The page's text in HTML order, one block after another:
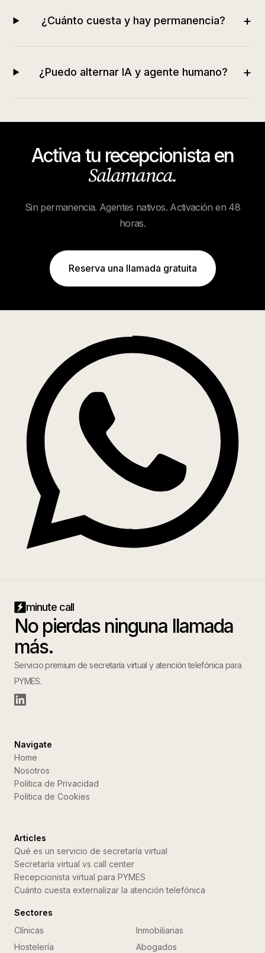
¿Cuánto cuesta y hay permanencia? +
¿Puedo alternar IA y agente humano? +
Activa tu recepcionista en
Salamanca.
Sin permanencia. Agentes nativos. Activación en 48
horas.
Reserva una llamada gratuita
minute call
No pierdas ninguna llamada
más.
Servicio premium de secretaría virtual y atención telefónica para
PYMES.
Navigate
Home
Nosotros
Politica de Privacidad
Politica de Cookies
Articles
Qué es un servicio de secretaría virtual
Secretaría virtual vs call center
Recepcionista virtual para PYMES
Cuánto cuesta externalizar la atención telefónica
Sectores
Clínicas
Inmobiliarias
Hostelería
Abogados